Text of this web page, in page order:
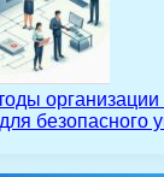
организации
безопасного